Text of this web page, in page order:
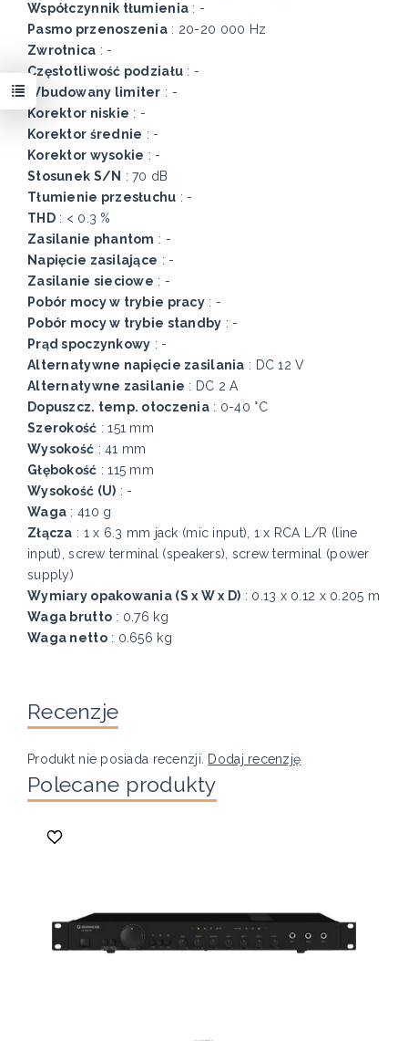
Współczynnik tłumienia : -
Pasmo przenoszenia : 20-20 000 Hz
Zwrotnica : -
Częstotliwość podziału : -
Wbudowany limiter : -
Korektor niskie : -
Korektor średnie : -
Korektor wysokie : -
Stosunek S/N : 70 dB
Tłumienie przesłuchu : -
THD: < 0.3 %
Zasilanie phantom : -
Napięcie zasilające : -
Zasilanie sieciowe : -
Pobór mocy w trybie pracy : -
Pobór mocy w trybie standby : -
Prąd spoczynkowy : -
Alternatywne napięcie zasilania : DC 12 V
Alternatywne zasilanie : DC 2 A
Dopuszcz. temp. otoczenia : 0-40 °C
Szerokość : 151 mm
Wysokość : 41 mm
Głębokość : 115 mm
Wysokość (U) : -
Waga : 410 g
Złącza : 1 x 6.3 mm jack (mic input), 1 x RCA L/R (line
input), screw terminal (speakers), screw terminal (power
supply)
Wymiary opakowania (S x W x D) : 0.13 x 0.12 x 0.205 m
Waga brutto : 0.76 kg
Waga netto: 0.656 kg
Recenzje
Produkt nie posiada recenzji. Dodaj recenzję
Polecane produkty